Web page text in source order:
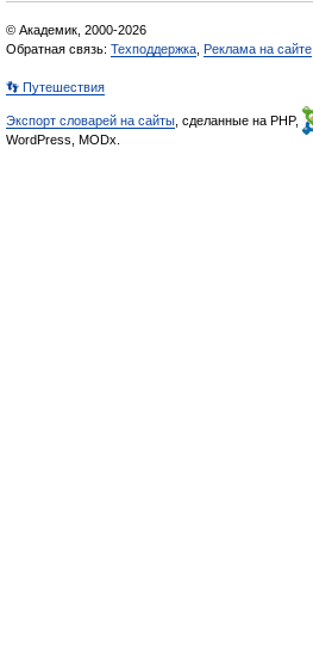
© Академик, 2000-2026
Обратная связь: Техподдержка Реклама на сайте
👣 Путешествия
Экспорт словарей на сайты , сделанные на PHP,
WordPress, MODx.